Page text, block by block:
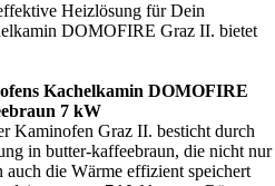
Heizlösung für Dein
DOMOFIRE Graz II. bietet
Kachelkamin DOMOFIRE
7 kW
Kaminofen Graz II. besticht durch
in butter-kaffeebraun, die nicht nur
auch die Wärme effizient speichert